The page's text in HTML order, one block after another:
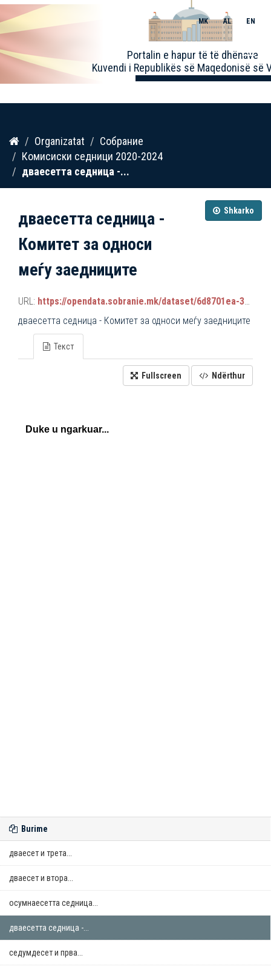
Kalo
përmbajtja
Portalin e hapur të të dhënave
Kuvendi i Republikës së Maqedonisë së
MK AL EN
Toggle
Organizatat
Собрание
Комисиски седници 2020-2024
дваесетта седница -...
Shkarko
дваесетта седница -
Комитет за односи
меѓу заедниците
URL: https://opendata.sobranie.mk/dataset/6d8701ea-3a42-465d-8f88-639bc6dc1a8e/resource/1f525608-abd3-404e-b304-7bea761a6979/download/komisiski_sednici.json
дваесетта седница - Комитет за односи меѓу заедниците
Текст
Fullscreen Ndërthur
Burime
дваесет и трета...
дваесет и втора...
осумнaесетта седница...
дваесетта седница -...
седумдесет и прва...